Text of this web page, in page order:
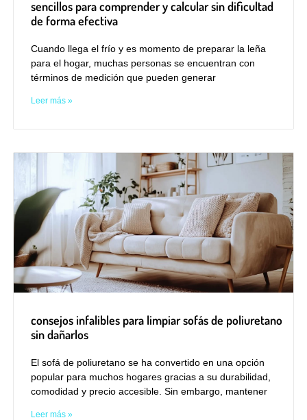
sencillos para comprender y calcular sin dificultad
de forma efectiva
Cuando llega el frío y es momento de preparar la leña
para el hogar, muchas personas se encuentran con
términos de medición que pueden generar
Leer más »
consejos infalibles para limpiar sofás de poliuretano
sin dañarlos
El sofá de poliuretano se ha convertido en una opción
popular para muchos hogares gracias a su durabilidad,
comodidad y precio accesible. Sin embargo, mantener
Leer más »